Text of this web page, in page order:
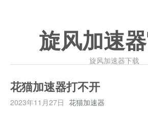
旋风加速
旋风加速器下载
花猫加速器打不开
2023年11月27日 花猫加速器